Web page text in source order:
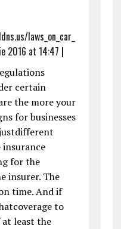
laws_on_car_
2016 at 14:47 |
certain
the more your
for businesses
for the
insurer. The
time. And if
to
at least the